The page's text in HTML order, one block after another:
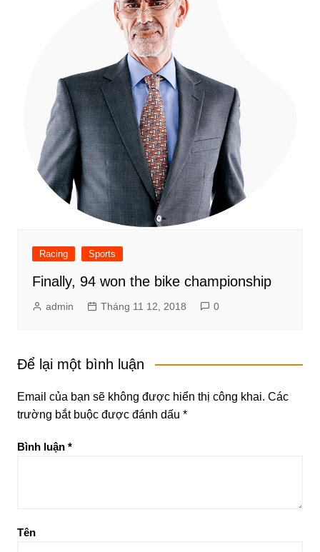
Racing Sports
Finally, 94 won the bike championship
admin Tháng 11 12, 2018 0
Để lại một bình luận
Email của bạn sẽ không được hiển thị công khai. Các
trường bắt buộc được đánh dấu *
Bình luận *
Tên